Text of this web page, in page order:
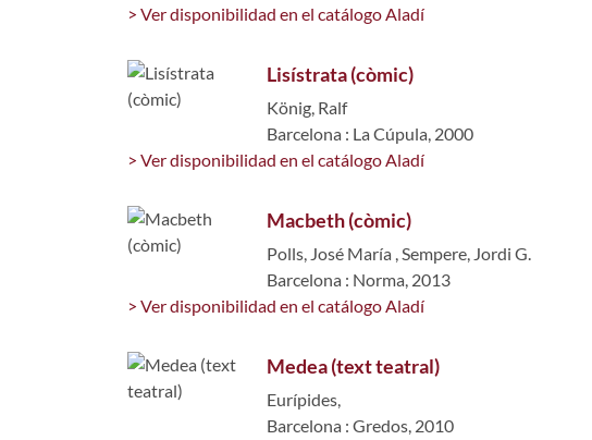
> Ver disponibilidad en el catálogo Aladí
Lisístrata (còmic)
König, Ralf
Barcelona : La Cúpula, 2000
> Ver disponibilidad en el catálogo Aladí
Macbeth (còmic)
Polls, José María ,Sempere, Jordi G.
Barcelona : Norma, 2013
> Ver disponibilidad en el catálogo Aladí
Medea (text teatral)
Eurípides,
Barcelona : Gredos, 2010